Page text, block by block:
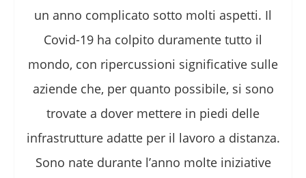
un anno complicato sotto molti aspetti. Il
Covid-19 ha colpito duramente tutto il
mondo, con ripercussioni significative sulle
aziende che, per quanto possibile, si sono
trovate a dover mettere in piedi delle
infrastrutture adatte per il lavoro a distanza.
Sono nate durante l’anno molte iniziative